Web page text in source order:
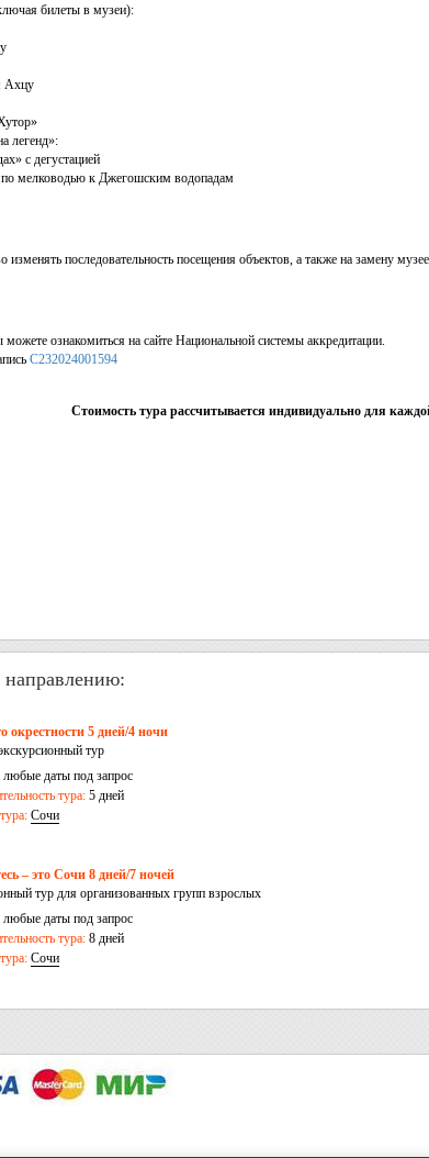
билеты в музеи):
Ахцу
легенд»:
с дегустацией
мелководью к Джегошским водопадам
изменять последовательность посещения объектов, а также на замену
ознакомиться на сайте Национальной системы аккредитации.
С232024001594
Стоимость тура рассчитывается индивидуально для
окрестности 5 дней/4 ночи
тур
любые даты под запрос
тура: 5 дней
Сочи
– это Сочи 8 дней/7 ночей
тур для организованных групп взрослых
любые даты под запрос
тура: 8 дней
Сочи